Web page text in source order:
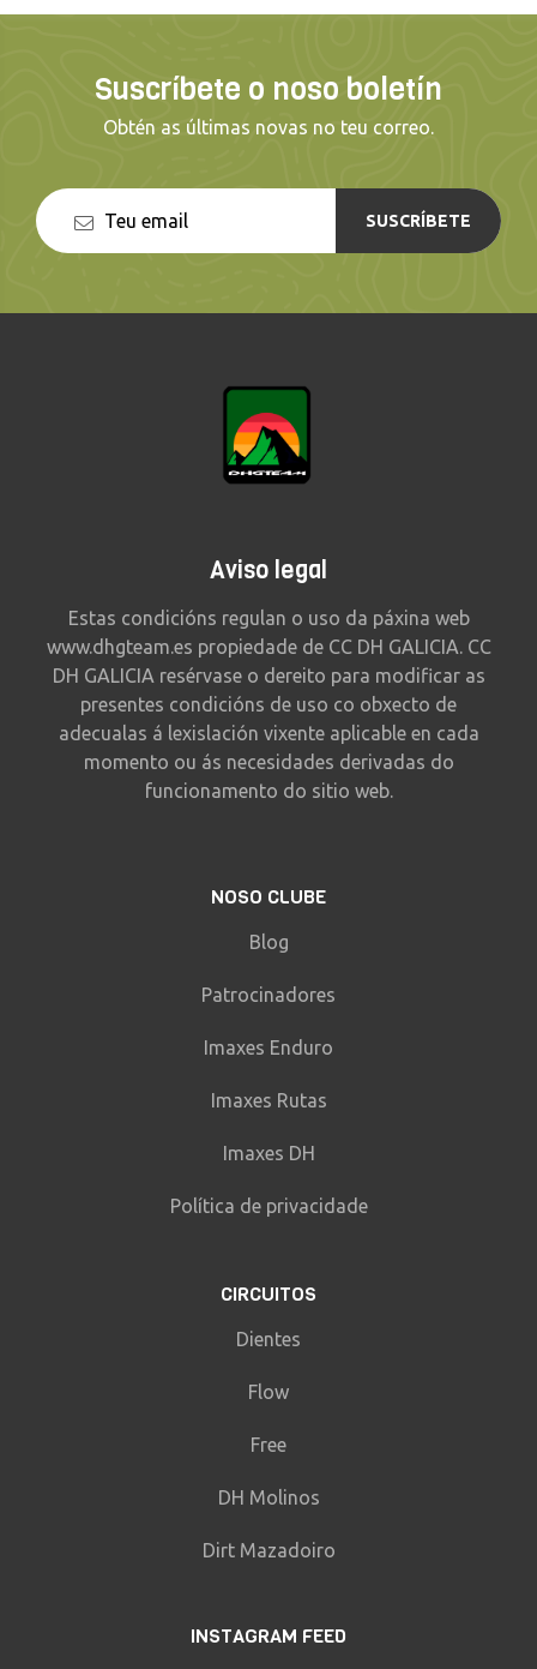
Suscríbete o noso boletín
Obtén as últimas novas no teu correo.
SUSCRÍBETE
Aviso legal
Estas condicións regulan o uso da páxina web
www.dhgteam.es propiedade de CC DH GALICIA. CC
DH GALICIA resérvase o dereito para modificar as
presentes condicións de uso co obxecto de
adecualas á lexislación vixente aplicable en cada
momento ou ás necesidades derivadas do
funcionamento do sitio web.
NOSO CLUBE
Blog
Patrocinadores
Imaxes Enduro
Imaxes Rutas
Imaxes DH
Política de privacidade
CIRCUITOS
Dientes
Flow
Free
DH Molinos
Dirt Mazadoiro
INSTAGRAM FEED